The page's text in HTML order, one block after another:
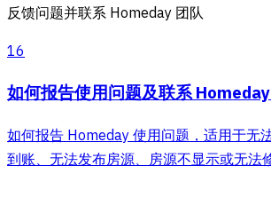
反馈问题并联系 Homeday 团队
16
如何报告使用问题及联系
如何报告 Homeday 使用问题，适用于无
到账、无法发布房源、房源不显示或无